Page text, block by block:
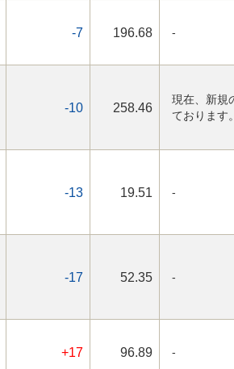
-7 196.68 -
-10 258.46
現在、新規
ております。
-13 19.51 -
-17 52.35 -
+17 96.89 -